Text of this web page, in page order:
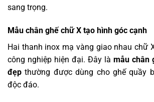
sang trọng.
Mẫu chân ghế chữ X tạo hình góc cạnh
Hai thanh inox mạ vàng giao nhau chữ
công nghiệp hiện đại. Đây là mẫu chân
đẹp thường được dùng cho ghế quầy
độc đáo.